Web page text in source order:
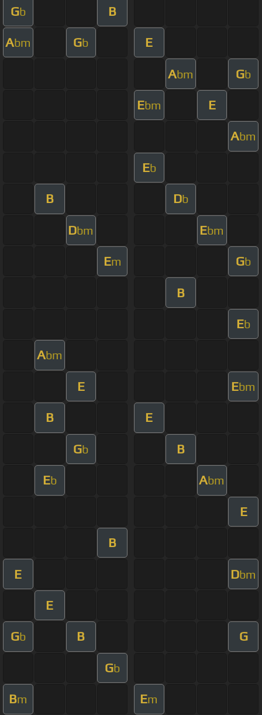
Gb B
Abm Gb E
Abm Gb
Ebm E
Abm
Eb
B Db
Dbm Ebm
Em Gb
B
Eb
Abm
E Ebm
B E
Gb B
Eb Abm
E
B
E Dbm
E
Gb B G
Gb
Bm Em